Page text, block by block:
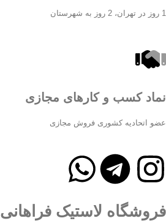
1 روز در تهران، 2 روز به شهرستان
نماد کسب و کارهای مجازی
عضو اتحادیه کشوری فروش مجازی
فروشگاه لاستیک فراهانی